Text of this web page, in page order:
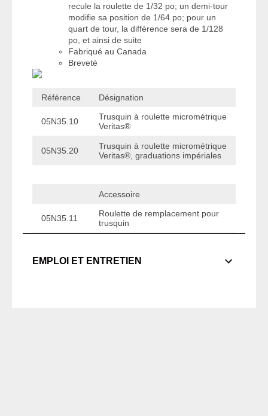
recule la roulette de 1/32 po; un demi-tour
modifie sa position de 1/64 po; pour un
quart de tour, la différence sera de 1/128
po, et ainsi de suite
Fabriqué au Canada
Breveté
Référence Désignation
05N35.10
Trusquin à roulette micrométrique
Veritas®
05N35.20
Trusquin à roulette micrométrique
Veritas®, graduations impériales
Accessoire
05N35.11
Roulette de remplacement pour
trusquin
EMPLOI ET ENTRETIEN